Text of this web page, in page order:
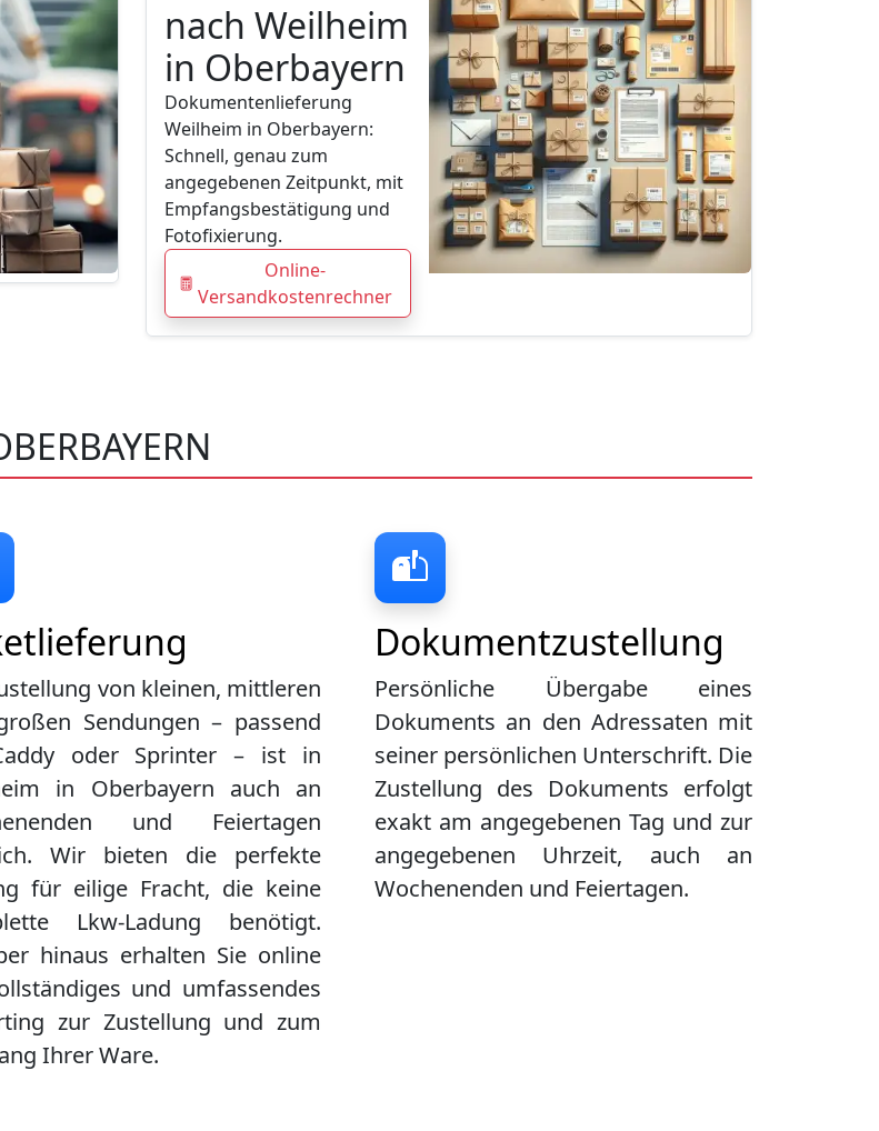
nach Weilheim
in Oberbayern
Dokumentenlieferung
Weilheim in Oberbayern:
Schnell, genau zum
angegebenen Zeitpunkt, mit
Empfangsbestätigung und
Fotofixierung.
Online-
Versandkostenrechner
Dokumentzustellung
Persönliche Übergabe eines
Dokuments an den Adressaten mit
seiner persönlichen Unterschrift. Die
Zustellung des Dokuments erfolgt
exakt am angegebenen Tag und zur
angegebenen Uhrzeit, auch an
Wochenenden und Feiertagen.
von kleinen, mittleren
Sendungen – passend
oder Sprinter – ist in
in Oberbayern auch an
und Feiertagen
Wir bieten die perfekte
für eilige Fracht, die keine
Lkw-Ladung benötigt.
hinaus erhalten Sie online
und umfassendes
zur Zustellung und zum
Ihrer Ware.